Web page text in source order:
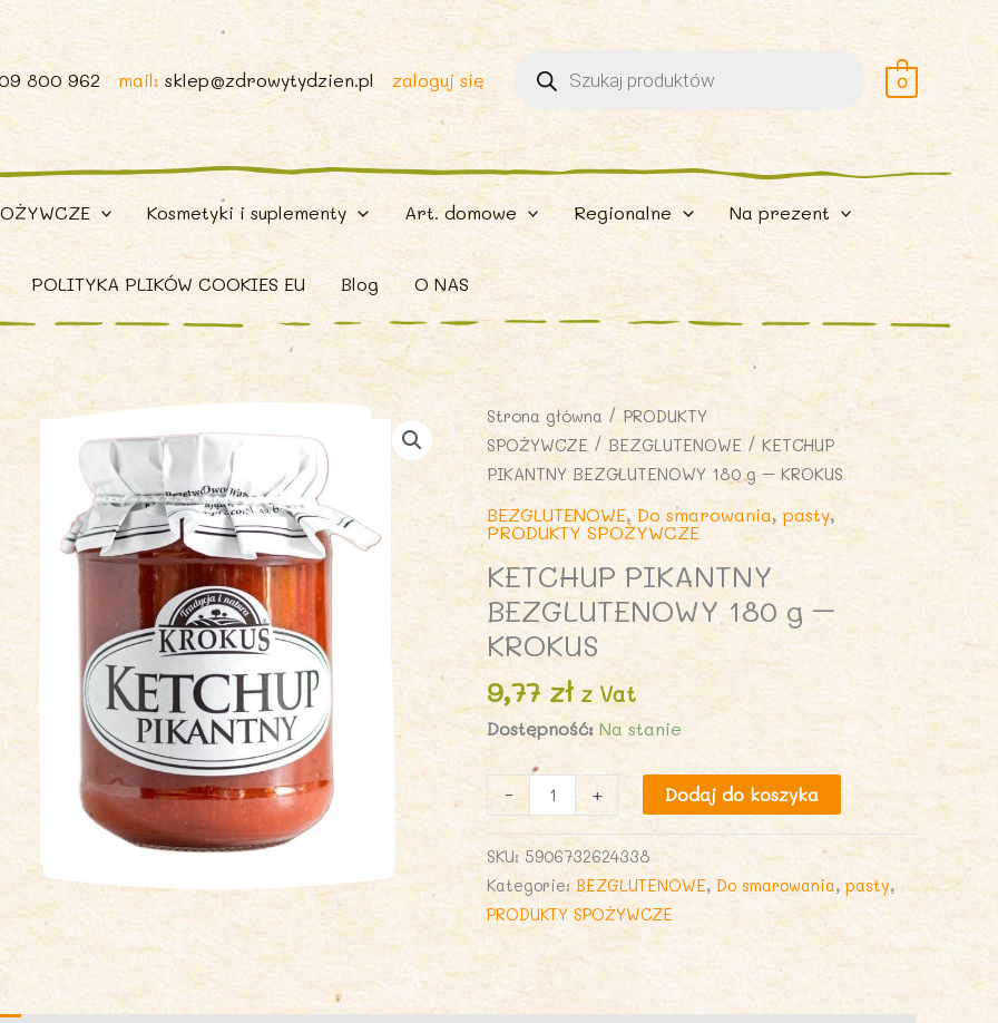
800 962 mail: sklep@zdrowytydzien.pl zaloguj się
Wyszukiwarka
produktów 0
Kosmetyki i suplementy Art. domowe Regionalne Na prezent
POLITYKA PLIKÓW COOKIES EU Blog O NAS
Strona główna / PRODUKTY
SPOŻYWCZE / BEZGLUTENOWE / KETCHUP
PIKANTNY BEZGLUTENOWY 180 g – KROKUS
BEZGLUTENOWE, Do smarowania,pasty,
PRODUKTY SPOŻYWCZE
KETCHUP PIKANTNY
BEZGLUTENOWY 180 g –
KROKUS
9,77 zł z Vat
Dostępność: Na stanie
-
ilość
KETCHUP
PIKANTNY
BEZGLUTENOWY
180
KROKUS
+ Dodaj do koszyka
SKU: 5906732624338
Kategorie: BEZGLUTENOWE, Do smarowania,pasty,
PRODUKTY SPOŻYWCZE